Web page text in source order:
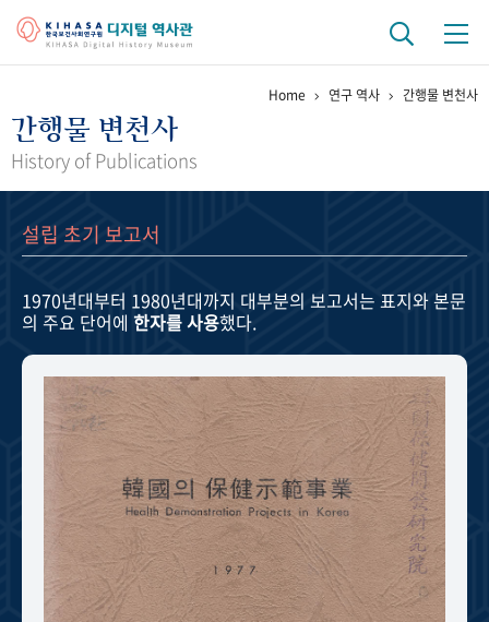
걸어온 길 기관 변천사
정책과 연구 키워드로 보는 연구 역사
연구자들
기록물 아카이브
사진 아카이브 문서 기록물 행정박물 영상 기록물
주년 기념
성과 50선 숫자로 보는 50년 50+1주년 광장
세계와 함께 한 KIHASA
VR 역사관
Home 연구 역사 간행물 변천사
간행물 변천사
History of Publications
설립 초기 보고서
1970년대부터 1980년대까지 대부분의 보고서는 표지와 본문
의 주요 단어에 한자를 사용했다.